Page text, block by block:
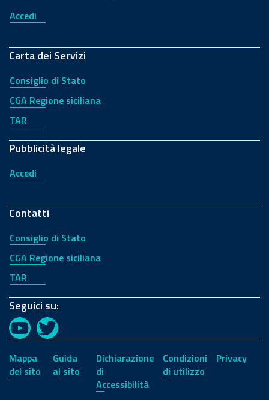
Accedi
Carta dei Servizi
Consiglio di Stato
CGA Regione siciliana
TAR
Pubblicità legale
Accedi
Contatti
Consiglio di Stato
CGA Regione siciliana
TAR
Seguici su:
YouTubeTwitter
Mappa
del sito
Guida
al sito
Dichiarazione
di
Accessibilità
Condizioni
di utilizzo
Privacy